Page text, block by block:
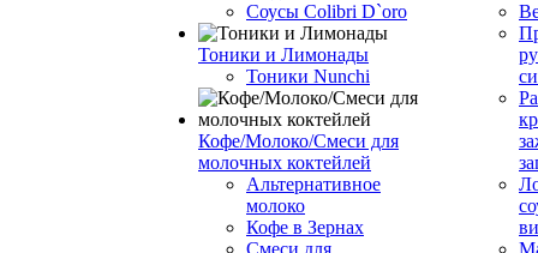
Соусы Colibri D`oro
Тоники и Лимонады
Тоники Nunchi
Кофе/Молоко/Смеси для
молочных коктейлей
Альтернативное
молоко
Кофе в Зернах
Смеси для